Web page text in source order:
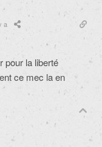
a
pour la liberté
ce mec la en